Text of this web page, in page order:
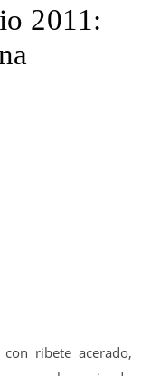
2011:
ribete acerado,